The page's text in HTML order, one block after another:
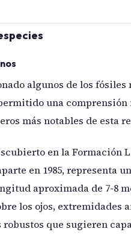
algunos de los
una
más notables de esta
en la Formación
en 1985, representa
aproximada de 7-8
los ojos, extremidades
que sugieren